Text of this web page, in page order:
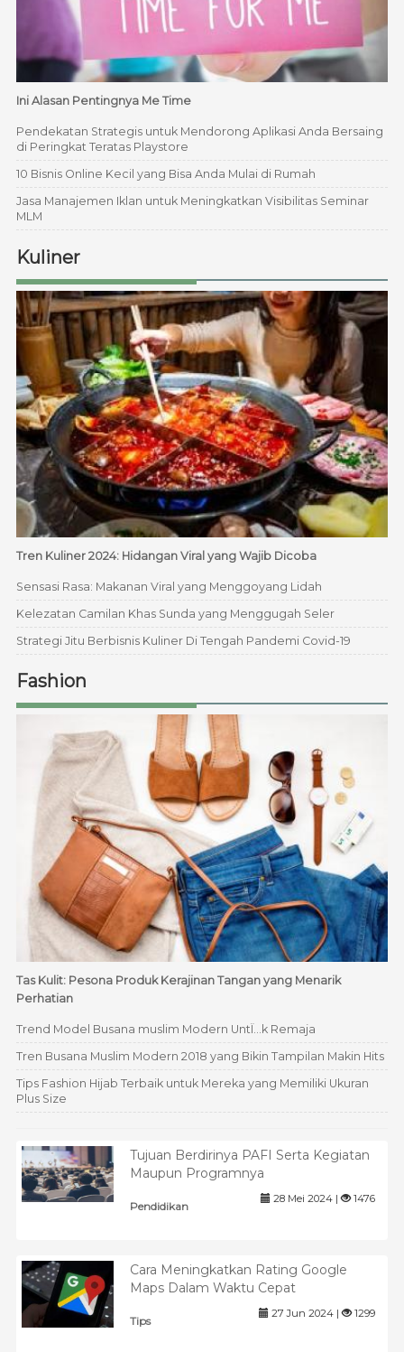
Ini Alasan Pentingnya Me Time
Pendekatan Strategis untuk Mendorong Aplikasi Anda Bersaing
di Peringkat Teratas Playstore
10 Bisnis Online Kecil yang Bisa Anda Mulai di Rumah
Jasa Manajemen Iklan untuk Meningkatkan Visibilitas Seminar
MLM
Kuliner
Tren Kuliner 2024: Hidangan Viral yang Wajib Dicoba
Sensasi Rasa: Makanan Viral yang Menggoyang Lidah
Kelezatan Camilan Khas Sunda yang Menggugah Seler
Strategi Jitu Berbisnis Kuliner Di Tengah Pandemi Covid-19
Fashion
Tas Kulit: Pesona Produk Kerajinan Tangan yang Menarik
Perhatian
Trend Model Busana muslim Modern UntÏ…k Remaja
Tren Busana Muslim Modern 2018 yang Bikin Tampilan Makin Hits
Tips Fashion Hijab Terbaik untuk Mereka yang Memiliki Ukuran
Plus Size
Tujuan Berdirinya PAFI Serta Kegiatan
Maupun Programnya
Pendidikan
28 Mei 2024 | 1476
Cara Meningkatkan Rating Google
Maps Dalam Waktu Cepat
Tips
27 Jun 2024 | 1299